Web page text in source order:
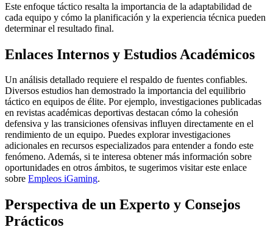
Este enfoque táctico resalta la importancia de la adaptabilidad de
cada equipo y cómo la planificación y la experiencia técnica pueden
determinar el resultado final.
Enlaces Internos y Estudios Académicos
Un análisis detallado requiere el respaldo de fuentes confiables.
Diversos estudios han demostrado la importancia del equilibrio
táctico en equipos de élite. Por ejemplo, investigaciones publicadas
en revistas académicas deportivas destacan cómo la cohesión
defensiva y las transiciones ofensivas influyen directamente en el
rendimiento de un equipo. Puedes explorar investigaciones
adicionales en recursos especializados para entender a fondo este
fenómeno. Además, si te interesa obtener más información sobre
oportunidades en otros ámbitos, te sugerimos visitar este enlace
sobre Empleos iGaming.
Perspectiva de un Experto y Consejos
Prácticos